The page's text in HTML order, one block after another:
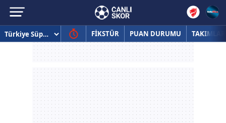
FİKSTÜR PUAN DURUMU TAKIMLAR